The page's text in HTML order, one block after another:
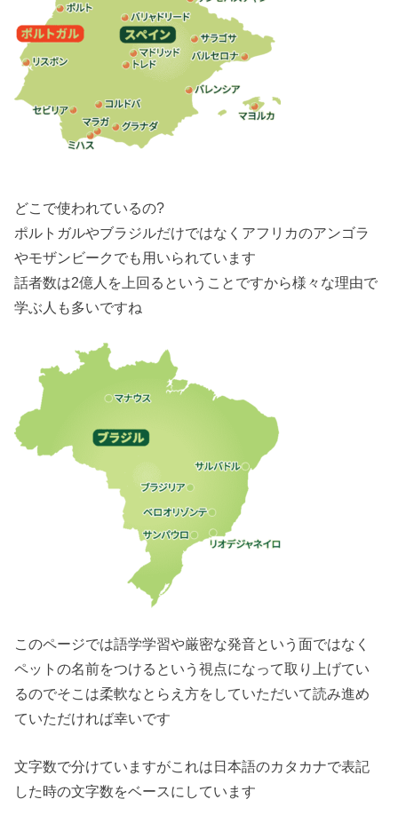
どこで使われているの?
ポルトガルやブラジルだけではなくアフリカのアンゴラ
やモザンビーク でも用いられています
話者数は2億人を上回る ということですから様々な理由で
学ぶ人も多いですね
このページでは語学学習や厳密な発音という面ではなく
ペットの名前をつけるという視点になって取り上げてい
るのでそこは柔軟なとらえ方をしていただいて読み進め
ていただければ幸いです
文字数で分けていますがこれは日本語のカタカナで表記
した時の文字数をベースにしています